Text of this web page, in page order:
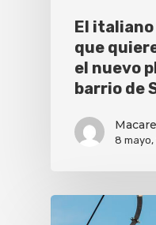
El
que
el nuevo
barrio de
8 mayo,